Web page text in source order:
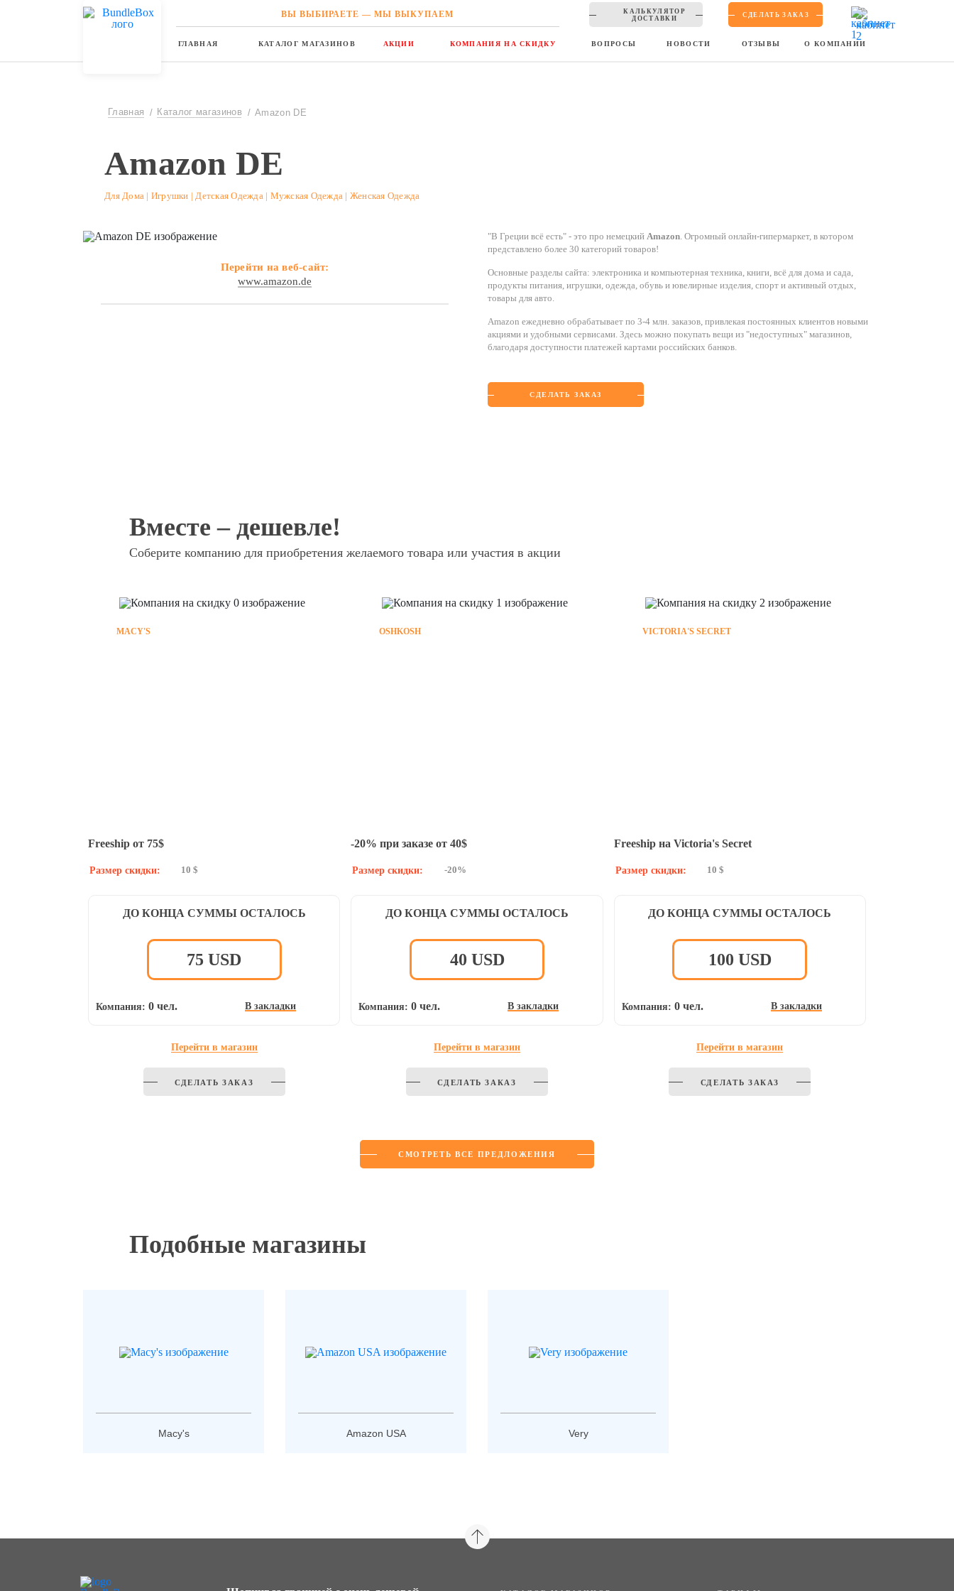
ВЫ ВЫБИРАЕТЕ — МЫ ВЫКУПАЕМ
КАЛЬКУЛЯТОР
ДОСТАВКИ
СДЕЛАТЬ ЗАКАЗ
ГЛАВНАЯ КАТАЛОГ МАГАЗИНОВ АКЦИИ КОМПАНИЯ НА СКИДКУ ВОПРОСЫ НОВОСТИ ОТЗЫВЫ О КОМПАНИИ
Главная Каталог магазинов Amazon DE
Amazon DE
Для Дома | Игрушки | Детская Одежда | Мужская Одежда | Женская Одежда
Перейти на веб-сайт:
www.amazon.de
"В Греции всё есть" - это про немецкий Amazon. Огромный онлайн-гипермаркет, в котором
представлено более 30 категорий товаров!
Основные разделы сайта: электроника и компьютерная техника, книги, всё для дома и сада,
продукты питания, игрушки, одежда, обувь и ювелирные изделия, спорт и активный отдых,
товары для авто.
Amazon ежедневно обрабатывает по 3-4 млн. заказов, привлекая постоянных клиентов новыми
акциями и удобными сервисами. Здесь можно покупать вещи из "недоступных" магазинов,
благодаря доступности платежей картами российских банков.
СДЕЛАТЬ ЗАКАЗ
Вместе – дешевле!
Соберите компанию для приобретения желаемого товара или участия в акции
MACY'S
Freeship от 75$
Размер скидки: 10 $
ДО КОНЦА СУММЫ ОСТАЛОСЬ
75USD
Компания: 0 чел. В закладки
Перейти в магазин
СДЕЛАТЬ ЗАКАЗ
OSHKOSH
-20% при заказе от 40$
Размер скидки: -20%
ДО КОНЦА СУММЫ ОСТАЛОСЬ
40 USD
Компания:0 чел. В закладки
Перейти в магазин
СДЕЛАТЬ ЗАКАЗ
VICTORIA'S SECRET
Freeship на Victoria's Secret
Размер скидки: 10 $
ДО КОНЦА СУММЫ ОСТАЛОСЬ
100 USD
Компания: 0 чел. В закладки
Перейти в магазин
СДЕЛАТЬ ЗАКАЗ
СМОТРЕТЬ ВСЕ ПРЕДЛОЖЕНИЯ
Подобные магазины
Macy's Amazon USA Very